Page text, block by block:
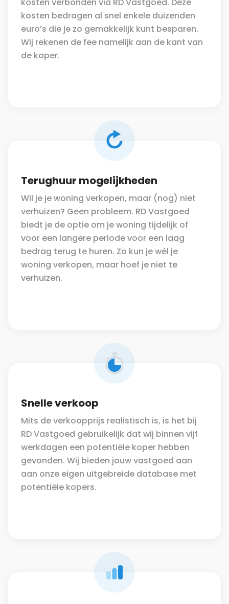
kosten bedragen al snel enkele duizenden
euro’s die je zo gemakkelijk kunt besparen.
Wij rekenen de fee namelijk aan de kant van
de koper.
Terughuur mogelijkheden
Wil je je woning verkopen, maar (nog) niet
verhuizen? Geen probleem. RD Vastgoed
biedt je de optie om je woning tijdelijk of
voor een langere periode voor een laag
bedrag terug te huren. Zo kun je wél je
woning verkopen, maar hoef je niet te
verhuizen.
Snelle verkoop
Mits de verkoopprijs realistisch is, is het bij
RD Vastgoed gebruikelijk dat wij binnen vijf
werkdagen een potentiële koper hebben
gevonden. Wij bieden jouw vastgoed aan
aan onze eigen uitgebreide database met
potentiële kopers.